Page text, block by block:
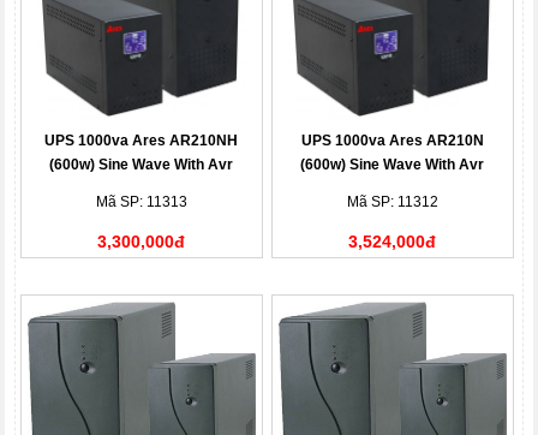
UPS 1000va Ares AR210NH
(600w) Sine Wave With Avr
Mã SP: 11313
3,300,000đ
UPS 1000va Ares AR210N
(600w) Sine Wave With Avr
Mã SP: 11312
3,524,000đ